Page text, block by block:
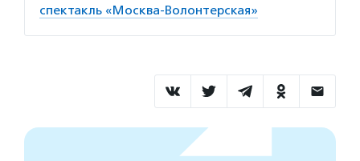
спектакль «Москва-Волонтерская»